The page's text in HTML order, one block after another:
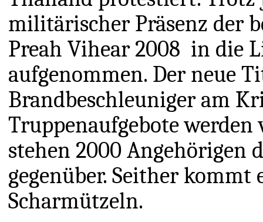
militärischer Präsenz der
Preah Vihear 2008 in die
aufgenommen. Der neue
Brandbeschleuniger am
Truppenaufgebote
stehen 2000 Angehörigen
gegenüber. Seither
Scharmützeln.